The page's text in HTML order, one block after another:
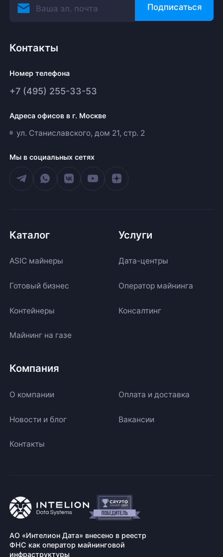
Подписаться
Контакты
Номер телефона
+7 (495) 255-33-53
Адреса офисов в г. Москве
ул. Станиславского, дом 21, стр. 2
Мы в социальных сетях
Каталог
ASIC майнеры
Готовый бизнес
Контейнеры
Майнинг на газе
Услуги
Дата-центры
Оператор майнинга
Консалтинг
Компания
О компании Оплата и доставка
Новости и блог Вакансии
Контакты
АО «Интелион Дата» внесено в реестр
ФНС как оператор майнинговой
инфраструктуры